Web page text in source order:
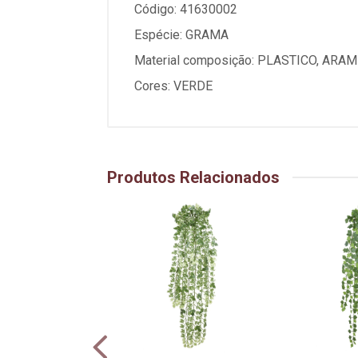
Código: 41630002
Espécie: GRAMA
Material composição: PLASTICO,
Cores: VERDE
Produtos Relacionados